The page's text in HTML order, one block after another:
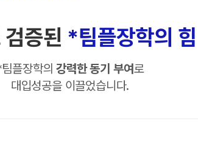
수학 아이젠
2026 수능 적중 문항
메가 스마트 리포트
증된 *팀플장학의 힘
팀플장학의강력한 동기 부여로
대입성공을 이끌었습니다.